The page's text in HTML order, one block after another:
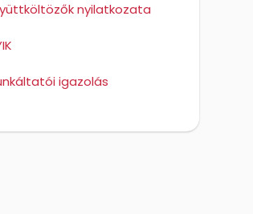
nyilatkozata
igazolás